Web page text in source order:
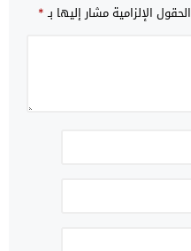
الحقول الإلزامية مشار إليها بـ*